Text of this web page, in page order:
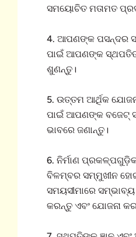
ସମୟୋଚିତ ମତାମତ
4. ଆପଣଙ୍କ ପସନ୍ଦର
ପାଇଁ ଆପଣଙ୍କ
ଶୁଣନ୍ତୁ।
5. ଉତ୍ତମ ଆର୍ଥିକ
ପାଇଁ ଆପଣଙ୍କ ବଜେଟ୍
ଭାବରେ ଜଣାନ୍ତୁ।
6. ନିର୍ମାଣ
ବିଳମ୍ବର ସମ୍ମୁଖୀନ
ସମୟସୀମାରେ
କରନ୍ତୁ ଏବଂ ଯୋଜନା